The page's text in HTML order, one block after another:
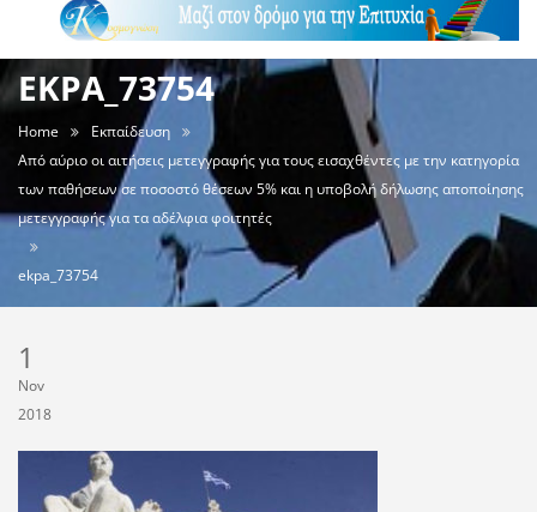
EKPA_73754
Home
Εκπαίδευση
Από αύριο οι αιτήσεις μετεγγραφής για τους εισαχθέντες με την κατηγορία
των παθήσεων σε ποσοστό θέσεων 5% και η υποβολή δήλωσης αποποίησης
μετεγγραφής για τα αδέλφια φοιτητές
ekpa_73754
1
Nov
2018